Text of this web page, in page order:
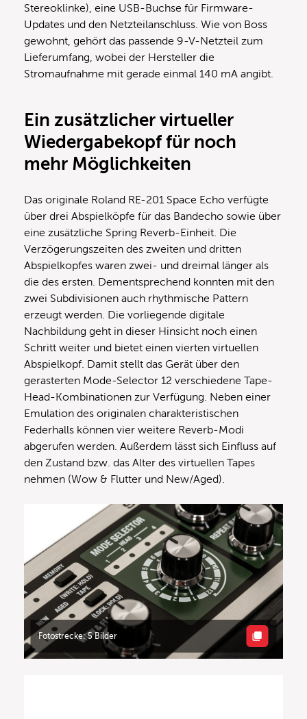
Stereoklinke), eine USB-Buchse für Firmware-
Updates und den Netzteilanschluss. Wie von Boss
gewohnt, gehört das passende 9-V-Netzteil zum
Lieferumfang, wobei der Hersteller die
Stromaufnahme mit gerade einmal 140 mA angibt.
Ein zusätzlicher virtueller
Wiedergabekopf für noch
mehr Möglichkeiten
Das originale Roland RE-201 Space Echo verfügte
über drei Abspielköpfe für das Bandecho sowie über
eine zusätzliche Spring Reverb-Einheit. Die
Verzögerungszeiten des zweiten und dritten
Abspielkopfes waren zwei- und dreimal länger als
die des ersten. Dementsprechend konnten mit den
zwei Subdivisionen auch rhythmische Pattern
erzeugt werden. Die vorliegende digitale
Nachbildung geht in dieser Hinsicht noch einen
Schritt weiter und bietet einen vierten virtuellen
Abspielkopf. Damit stellt das Gerät über den
gerasterten Mode-Selector 12 verschiedene Tape-
Head-Kombinationen zur Verfügung. Neben einer
Emulation des originalen charakteristischen
Federhalls können vier weitere Reverb-Modi
abgerufen werden. Außerdem lässt sich Einfluss auf
den Zustand bzw. das Alter des virtuellen Tapes
nehmen (Wow & Flutter und New/Aged).
Fotostrecke: 5 Bilder